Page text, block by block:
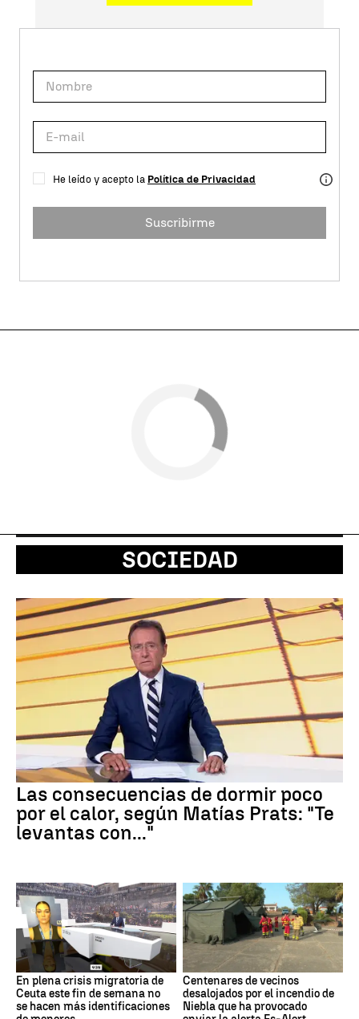
He leído y acepto la Política de Privacidad
Suscribirme
SOCIEDAD
Las consecuencias de dormir poco
por el calor, según Matías Prats: "Te
levantas con..."
En plena crisis migratoria de
Ceuta este fin de semana no
se hacen más identificaciones
Centenares de vecinos
desalojados por el incendio de
Niebla que ha provocado